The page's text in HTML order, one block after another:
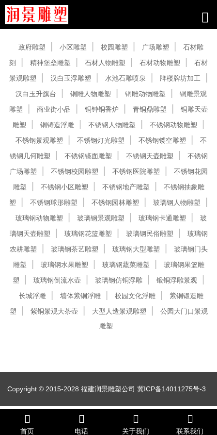
政府雕塑 小区雕塑 校园雕塑 广场雕塑
石材雕
刻
精神堡垒雕塑 石材人物雕塑 石材动物雕塑
石材
景观雕塑
汉白玉浮雕塑 水池石雕喷泉
牌楼牌坊加工
汉白玉升旗台
铜雕人物雕塑 铜雕动物雕塑
铜雕景观
雕塑
商业街小品 铜钟铜香炉 青铜鼎雕塑
铜雕天壶
雕塑
铜铸造浮雕 不锈钢人物雕塑
不锈钢动物雕塑
不锈钢景观雕塑
不锈钢灯光雕塑 不锈钢镂空雕塑
不
锈钢几何雕塑
不锈钢镜面雕塑 不锈钢天壶雕塑
不锈钢
广场雕塑
不锈钢校园雕塑 不锈钢医院雕塑
不锈钢花园
雕塑
不锈钢小区雕塑 不锈钢地产雕塑
不锈钢抽象雕
塑
不锈钢球形雕塑 不锈钢园林雕塑
玻璃钢人物雕塑
玻璃钢动物雕塑
玻璃钢景观雕塑 玻璃钢卡通雕塑
玻
璃钢天壶雕塑
玻璃钢花篮雕塑 玻璃钢民俗雕塑
玻璃钢
农耕雕塑
玻璃钢茶艺雕塑 玻璃钢大型雕塑
玻璃钢门头
雕塑
玻璃钢水果雕塑 玻璃钢蔬菜雕塑
玻璃钢果篮雕
塑
玻璃钢倒流水壶 玻璃钢仿铜浮雕
锻铜浮雕景观
长城浮雕
墙体紫铜浮雕 校园文化浮雕
紫铜锻造雕
塑
紫铜景观大茶壶 大型人造景观雕塑
公园大门口景观
雕塑
Copyright © 2015-2028 福建润景雕塑公司 冀ICP备14011275号-3
首页 电话 关于我们 联系我们